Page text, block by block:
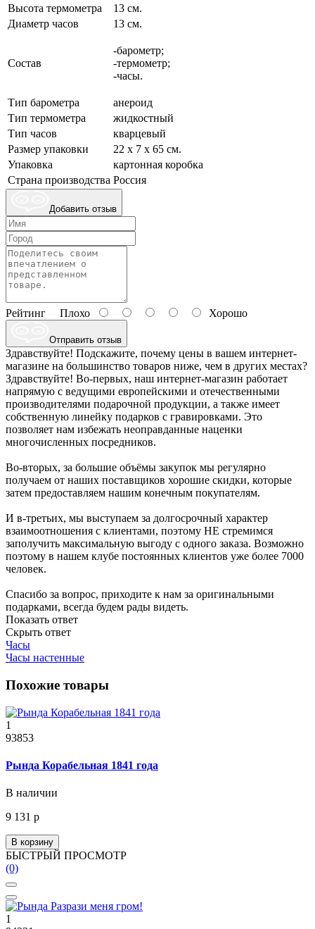
Высота термометра
13 см.
Диаметр часов
13 см.
Состав
-барометр;
-термометр;
-часы.
Тип барометра
анероид
Тип термометра
жидкостный
Тип часов
кварцевый
Размер упаковки
22 х 7 х 65 см.
Упаковка
картонная коробка
Страна производства Россия
Добавить отзыв
Рейтинг Плохо Хорошо
Отправить отзыв
Здравствуйте! Подскажите, почему цены в вашем интернет-
магазине на большинство товаров ниже, чем в других местах?
Здравствуйте! Во-первых, наш интернет-магазин работает
напрямую с ведущими европейскими и отечественными
производителями подарочной продукции, а также имеет
собственную линейку подарков с гравировками. Это
позволяет нам избежать неоправданные наценки
многочисленных посредников.
Во-вторых, за большие объёмы закупок мы регулярно
получаем от наших поставщиков хорошие скидки, которые
затем предоставляем нашим конечным покупателям.
И в-третьих, мы выступаем за долгосрочный характер
взаимоотношения с клиентами, поэтому НЕ стремимся
заполучить максимальную выгоду с одного заказа. Возможно
поэтому в нашем клубе постоянных клиентов уже более 7000
человек.
Спасибо за вопрос, приходите к нам за оригинальными
подарками, всегда будем рады видеть.
Показать ответ
Скрыть ответ
Часы
Часы настенные
Похожие товары
1
93853
Рында Корабельная 1841 года
В наличии
9 131 р
В корзину
БЫСТРЫЙ ПРОСМОТР
(0)
1